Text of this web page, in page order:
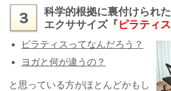
科学的根拠に裏付けられた
エクササイズ『 ピラティス
ピラティスってなんだろう？
ヨガと何が違うの？
と思っている方がほとんどかもし